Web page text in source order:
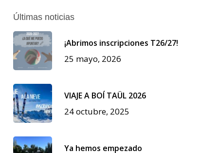
Últimas noticias
¡Abrimos inscripciones T26/27!
25 mayo, 2026
VIAJE A BOÍ TAÜL 2026
24 octubre, 2025
Ya hemos empezado